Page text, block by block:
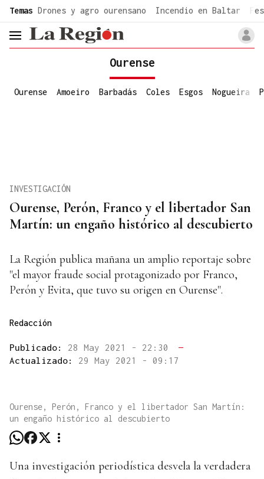
Temas Drones y agro ourensano Incendio en Baltar
header.menu.open
Ourense
Ourense Amoeiro Barbadás Coles Esgos Nogueira
Ourense, Perón, Franco y el libertador San
Martín: un engaño histórico al descubierto
INVESTIGACIÓN
La Región publica mañana un amplio reportaje sobre
"el mayor fraude social protagonizado por Franco,
Perón y Evita, que tuvo su origen en Ourense".
Redacción
Publicado: 28 May 2021 - 22:30
—
Actualizado: 29 May 2021 - 09:17
Ourense, Perón, Franco y el libertador San Martín:
un engaño histórico al descubierto
Una investigación periodística desvela la verdadera